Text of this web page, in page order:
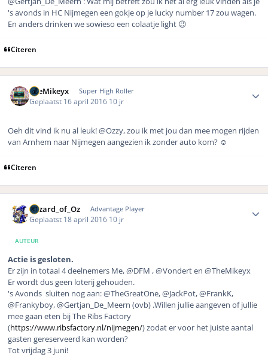
's avonds in HC Nijmegen een gokje op je lucky number 17 zou wagen.
En anders drinken we sowieso een colaatje light 😉
Citeren
TheMikeyx Super High Roller
Geplaatst 16 april 2016 10 jr
Oeh dit vind ik nu al leuk! @Ozzy, zou ik met jou dan mee mogen rijden
van Arnhem naar Nijmegen aangezien ik zonder auto kom? ☺️
Citeren
Wizard_of_Oz Advantage Player
Geplaatst 18 april 2016 10 jr
AUTEUR
Actie is gesloten.
Er zijn in totaal 4 deelnemers Me, @DFM , @Vondert en @TheMikeyx
Er wordt dus geen loterij gehouden.
's Avonds sluiten nog aan: @TheGreatOne, @JackPot, @FrankK,
@Frankyboy, @Gertjan_De_Meern (ovb) .Willen jullie aangeven of jullie
mee gaan eten bij The Ribs Factory
(https://www.ribsfactory.nl/nijmegen/) zodat er voor het juiste aantal
gasten gereserveerd kan worden?
Tot vrijdag 3 juni!